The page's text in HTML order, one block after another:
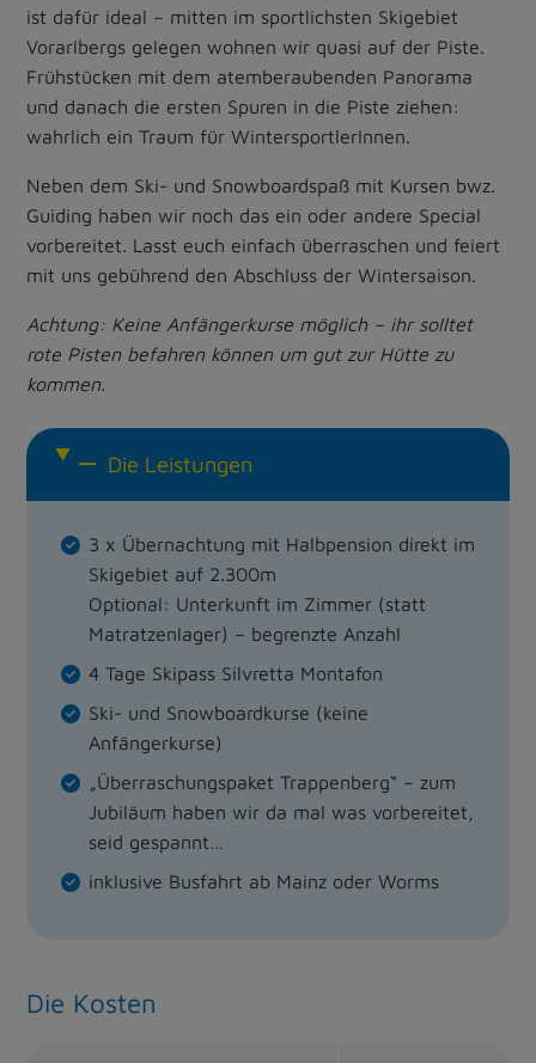
ist dafür ideal – mitten im sportlichsten Skigebiet
Vorarlbergs gelegen wohnen wir quasi auf der Piste.
Frühstücken mit dem atemberaubenden Panorama
und danach die ersten Spuren in die Piste ziehen:
wahrlich ein Traum für WintersportlerInnen.
Neben dem Ski- und Snowboardspaß mit Kursen bwz.
Guiding haben wir noch das ein oder andere Special
vorbereitet. Lasst euch einfach überraschen und feiert
mit uns gebührend den Abschluss der Wintersaison.
Achtung: Keine Anfängerkurse möglich – ihr solltet
rote Pisten befahren können um gut zur Hütte zu
kommen.
Die Leistungen
3 x Übernachtung mit Halbpension direkt im
Skigebiet auf 2.300m
Optional: Unterkunft im Zimmer (statt
Matratzenlager) – begrenzte Anzahl
4 Tage Skipass Silvretta Montafon
Ski- und Snowboardkurse (keine
Anfängerkurse)
„Überraschungspaket Trappenberg“ – zum
Jubiläum haben wir da mal was vorbereitet,
seid gespannt…
inklusive Busfahrt ab Mainz oder Worms
Die Kosten